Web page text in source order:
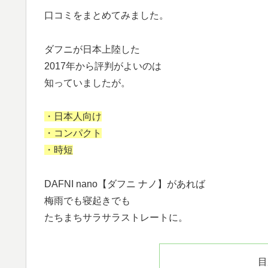
口コミをまとめてみました。
ダフニが日本上陸した
2017年から評判がよいのは
知っていましたが。
・日本人向け
・コンパクト
・時短
DAFNI nano【ダフニ ナノ】があれば
梅雨でも寝起きでも
たちまちサラサラストレートに。